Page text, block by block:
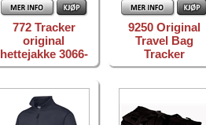
772 Tracker
original
hettejakke 3066-
9250 Original
Travel Bag
Tracker